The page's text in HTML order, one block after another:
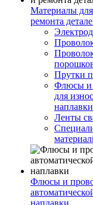
Материалы
ремонта
Прутки
Флюсы и
для
наплавки
Ленты
Флюсы и
наплавки